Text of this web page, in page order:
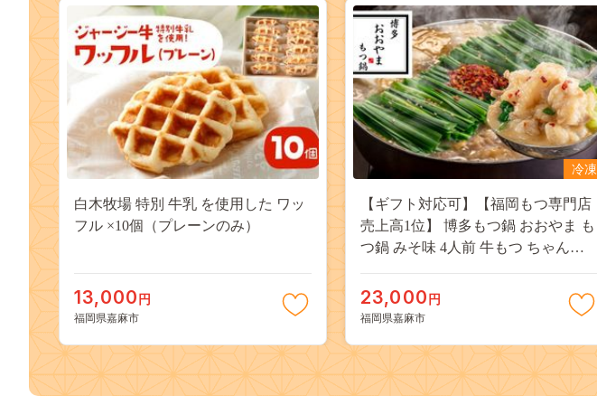
白木牧場 特別 牛乳 を使用した ワッ
フル ×10個（プレーンのみ）
13,000 円
福岡県嘉麻市
冷凍
【ギフト対応可】【福岡もつ専門店
売上高1位】 博多もつ鍋 おおやま も
つ鍋 みそ味 4人前 牛もつ ちゃんぽ
23,000 円
福岡県嘉麻市